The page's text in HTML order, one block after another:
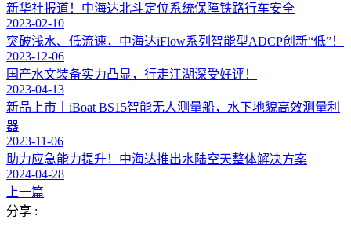
新华社报道！中海达北斗定位系统保障铁路行车安全
2023-02-10
突破浅水、低流速，中海达iFlow系列智能型ADCP创新“低”！
2023-12-06
国产水文装备实力凸显，行走江湖深受好评！
2023-04-13
新品上市丨iBoat BS15智能无人测量船，水下地貌高效测量利
器
2023-11-06
助力应急能力提升！中海达推出水陆空天整体解决方案
2024-04-28
上一篇
分享 :